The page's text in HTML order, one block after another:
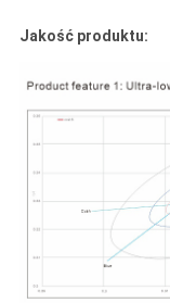
Jakość produktu: